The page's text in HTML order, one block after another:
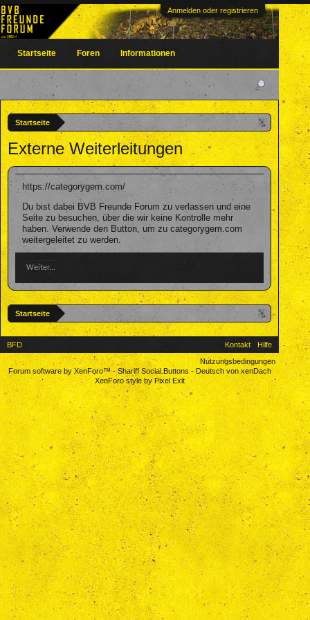
Anmelden oder registrieren
Startseite
Externe Weiterleitungen
https://categorygem.com/
Du bist dabei BVB Freunde Forum zu verlassen und eine
Seite zu besuchen, über die wir keine Kontrolle mehr
haben. Verwende den Button, um zu categorygem.com
weitergeleitet zu werden.
Weiter...
Startseite
Startseite Foren Informationen
BFD Kontakt
Hilfe
Nutzungsbedingungen
Forum software by XenForo™-Shariff Social Buttons- Deutsch von xenDach
XenForo style by Pixel Exit